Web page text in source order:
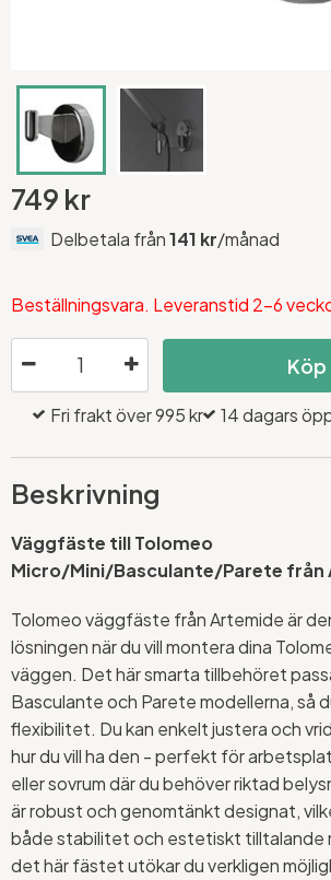
749 kr
Delbetala från141 kr/månad
Beställningsvara. Leveranstid 2-6
Köp
Fri frakt över 995 kr 14 dagars
Beskrivning
Väggfäste till Tolomeo
Micro/Mini/Basculante/Parete från
Tolomeo väggfäste från Artemide är
lösningen när du vill montera dina
väggen. Det här smarta tillbehöret
Basculante och Parete modellerna, så
flexibilitet. Du kan enkelt justera och
hur du vill ha den - perfekt för
eller sovrum där du behöver riktad
är robust och genomtänkt designat,
både stabilitet och estetiskt tilltalande
det här fästet utökar du verkligen